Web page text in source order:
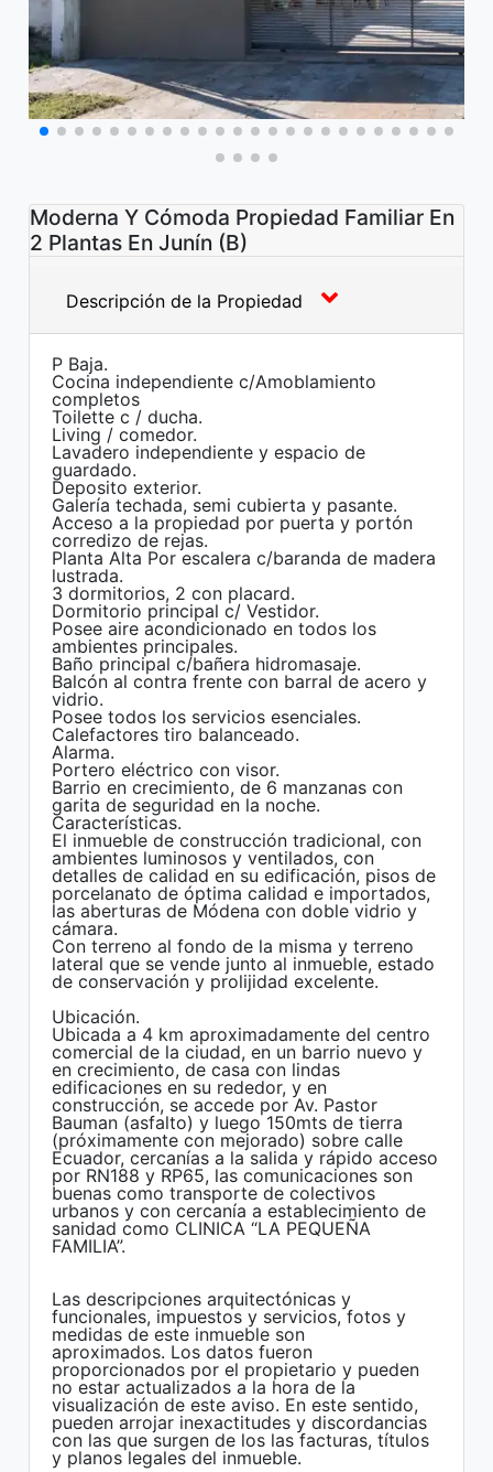
Moderna Y Cómoda Propiedad Familiar En
2 Plantas En Junín (B)
Descripción de la Propiedad
P Baja.
Cocina independiente c/Amoblamiento
completos
Toilette c / ducha.
Living / comedor.
Lavadero independiente y espacio de
guardado.
Deposito exterior.
Galería techada, semi cubierta y pasante.
Acceso a la propiedad por puerta y portón
corredizo de rejas.
Planta Alta Por escalera c/baranda de madera
lustrada.
3 dormitorios, 2 con placard.
Dormitorio principal c/ Vestidor.
Posee aire acondicionado en todos los
ambientes principales.
Baño principal c/bañera hidromasaje.
Balcón al contra frente con barral de acero y
vidrio.
Posee todos los servicios esenciales.
Calefactores tiro balanceado.
Alarma.
Portero eléctrico con visor.
Barrio en crecimiento, de 6 manzanas con
garita de seguridad en la noche.
Características.
El inmueble de construcción tradicional, con
ambientes luminosos y ventilados, con
detalles de calidad en su edificación, pisos de
porcelanato de óptima calidad e importados,
las aberturas de Módena con doble vidrio y
cámara.
Con terreno al fondo de la misma y terreno
lateral que se vende junto al inmueble, estado
de conservación y prolijidad excelente.
Ubicación.
Ubicada a 4 km aproximadamente del centro
comercial de la ciudad, en un barrio nuevo y
en crecimiento, de casa con lindas
edificaciones en su rededor, y en
construcción, se accede por Av. Pastor
Bauman (asfalto) y luego 150mts de tierra
(próximamente con mejorado) sobre calle
Ecuador, cercanías a la salida y rápido acceso
por RN188 y RP65, las comunicaciones son
buenas como transporte de colectivos
urbanos y con cercanía a establecimiento de
sanidad como CLINICA “LA PEQUEÑA
FAMILIA”.
Las descripciones arquitectónicas y
funcionales, impuestos y servicios, fotos y
medidas de este inmueble son
aproximados. Los datos fueron
proporcionados por el propietario y pueden
no estar actualizados a la hora de la
visualización de este aviso. En este sentido,
pueden arrojar inexactitudes y discordancias
con las que surgen de los las facturas, títulos
y planos legales del inmueble.